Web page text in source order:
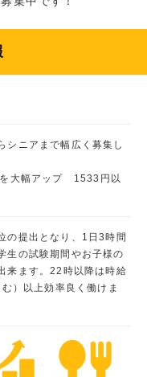
シニアまで幅広く募集し
大幅アップ 1533円以
の提出となり、1日3時間
生の試験期間やお子様の
来ます。22時以降は時給
）以上効率良く働けま